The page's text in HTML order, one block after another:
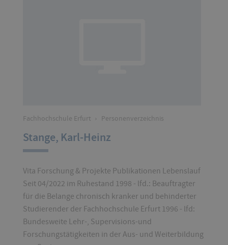
Fachhochschule Erfurt › Personenverzeichnis
Stange, Karl-Heinz
Vita Forschung & Projekte Publikationen Lebenslauf
Seit 04/2022 im Ruhestand 1998 - lfd.: Beauftragter
für die Belange chronisch kranker und behinderter
Studierender der Fachhochschule Erfurt 1996 - lfd:
Bundesweite Lehr-, Supervisions-und
Forschungstätigkeiten in der Aus- und Weiterbildung